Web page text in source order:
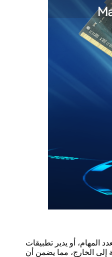
المهام، أو يدير تطبيقات
إلى الخارج، مما يضمن أن